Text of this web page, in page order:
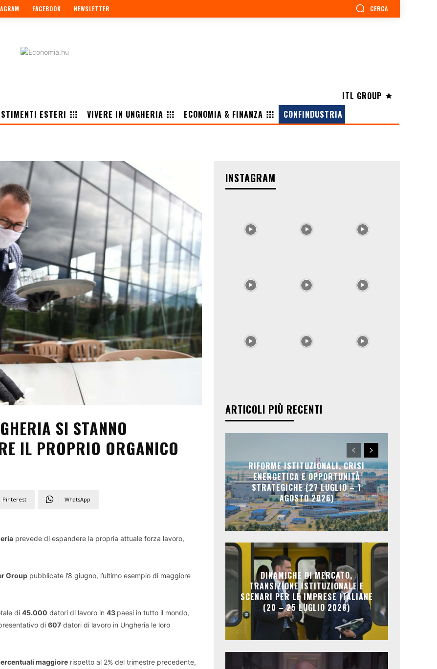
FACEBOOK NEWSLETTER CERCA
ITL GROUP
ESTERI VIVERE IN UNGHERIA ECONOMIA & FINANZA CONFINDUSTRIA
SI STANNO
IL PROPRIO ORGANICO
Pinterest WhatsApp
prevede di espandere la propria attuale forza lavoro,
Group pubblicate l’8 giugno, l’ultimo esempio di maggiore
di 45.000 datori di lavoro in 43 paesi in tutto il mondo,
di 607 datori di lavoro in Ungheria le loro
maggiore rispetto al 2% del trimestre precedente,
INSTAGRAM
ARTICOLI PIÙ RECENTI
RIFORME ISTITUZIONALI, CRISI
ENERGETICA E OPPORTUNITÀ
STRATEGICHE (27 LUGLIO – 1
AGOSTO 2026)
DINAMICHE DI MERCATO,
TRANSIZIONE ISTITUZIONALE E
SCENARI PER LE IMPRESE ITALIANE
(20 – 25 LUGLIO 2026)